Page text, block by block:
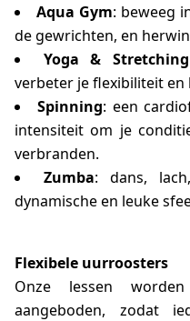
Aqua Gym: beweeg
de gewrichten, en
Yoga & Stretching
verbeter je flexibiliteit en
Spinning: een
intensiteit om je
verbranden.
Zumba: dans,
dynamische en leuke
Flexibele uurroosters
Onze lessen
aangeboden, zodat